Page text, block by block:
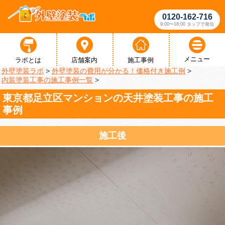
0120-162-716
9:00〜18:00 タップで発信
ラボとは 店舗案内 施工事例 メニュー
外壁塗装ラボ > 外壁塗装の費用が分かる！価格付き施工例 >
内装塗装工事の施工事例一覧 >
東京都足立区マンションの天井塗装工事の施工
事例
施工後